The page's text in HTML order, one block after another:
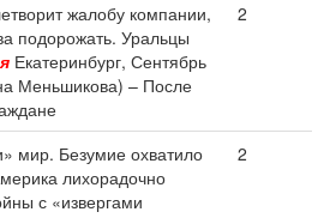
жалобу компании,
подорожать. Уральцы
Екатеринбург, Сентябрь
Меньшикова) – После
2
мир. Безумие охватило
лихорадочно
с «извергами
2